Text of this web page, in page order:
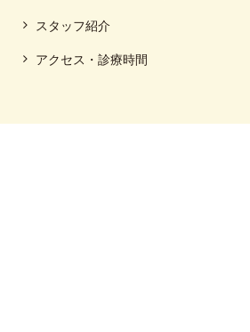
スタッフ紹介
アクセス・診療時間